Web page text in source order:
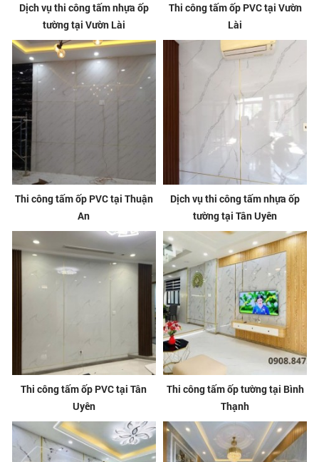
Dịch vụ thi công tấm nhựa ốp
tường tại Vườn Lài
Thi công tấm ốp PVC tại Vườn
Lài
Thi công tấm ốp PVC tại Thuận
An
Dịch vụ thi công tấm nhựa ốp
tường tại Tân Uyên
Thi công tấm ốp PVC tại Tân
Uyên
Thi công tấm ốp tường tại Bình
Thạnh